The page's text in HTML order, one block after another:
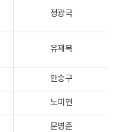
정광국
유재복
안승구
노미연
문병준